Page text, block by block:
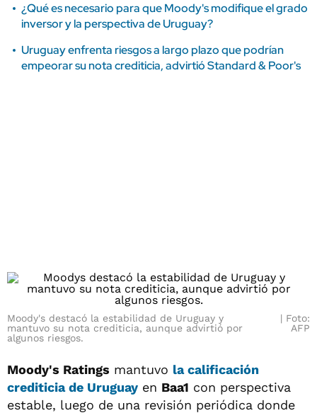
¿Qué es necesario para que Moody's modifique el grado
inversor y la perspectiva de Uruguay?
Uruguay enfrenta riesgos a largo plazo que podrían
empeorar su nota crediticia, advirtió Standard & Poor's
Moody's destacó la estabilidad de Uruguay y
mantuvo su nota crediticia, aunque advirtió por
algunos riesgos.
Foto:
AFP
Moody's Ratings mantuvo la calificación
crediticia de Uruguay en Baa1 con perspectiva
estable, luego de una revisión periódica donde